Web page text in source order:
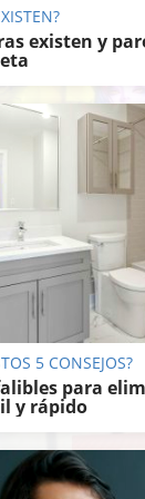
de la vieja
existen y
5 CONSEJOS?
para
y rápido